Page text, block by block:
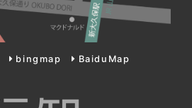
bingmap BaiduMap